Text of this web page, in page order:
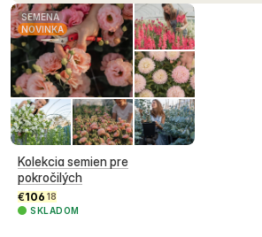
SEMENÁ
NOVINKA
Kolekcia semien pre
pokročilých
€106 18
SKLADOM